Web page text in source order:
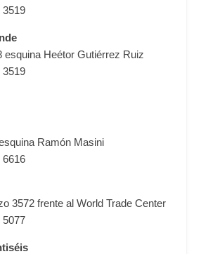
3519
esquina Heétor Gutiérrez Ruiz
3519
Ramón Masini
6616
3572 frente al World Trade Center
5077